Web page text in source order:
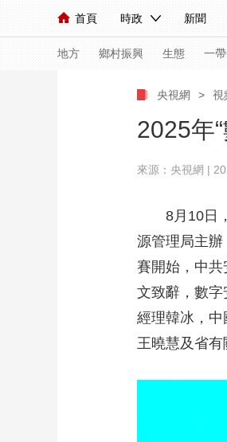
首頁 時政 新聞
人民領袖習近平 聯播+ 中國
直播 片庫 欄目大全 節
海外頻道 iPanda English
地方 鄉村振興 生態 一
人民領袖習近平 聯播+
小央視頻 小央
前線 比劃
直播 競猜
CCTV奧林匹
教育 鄉村振興
央視網 > 視
2025年
來源：央視網 |
8月10日
源管理局主
賽開始，中
文致辭，數
經理韓冰，
王曉慧及省有